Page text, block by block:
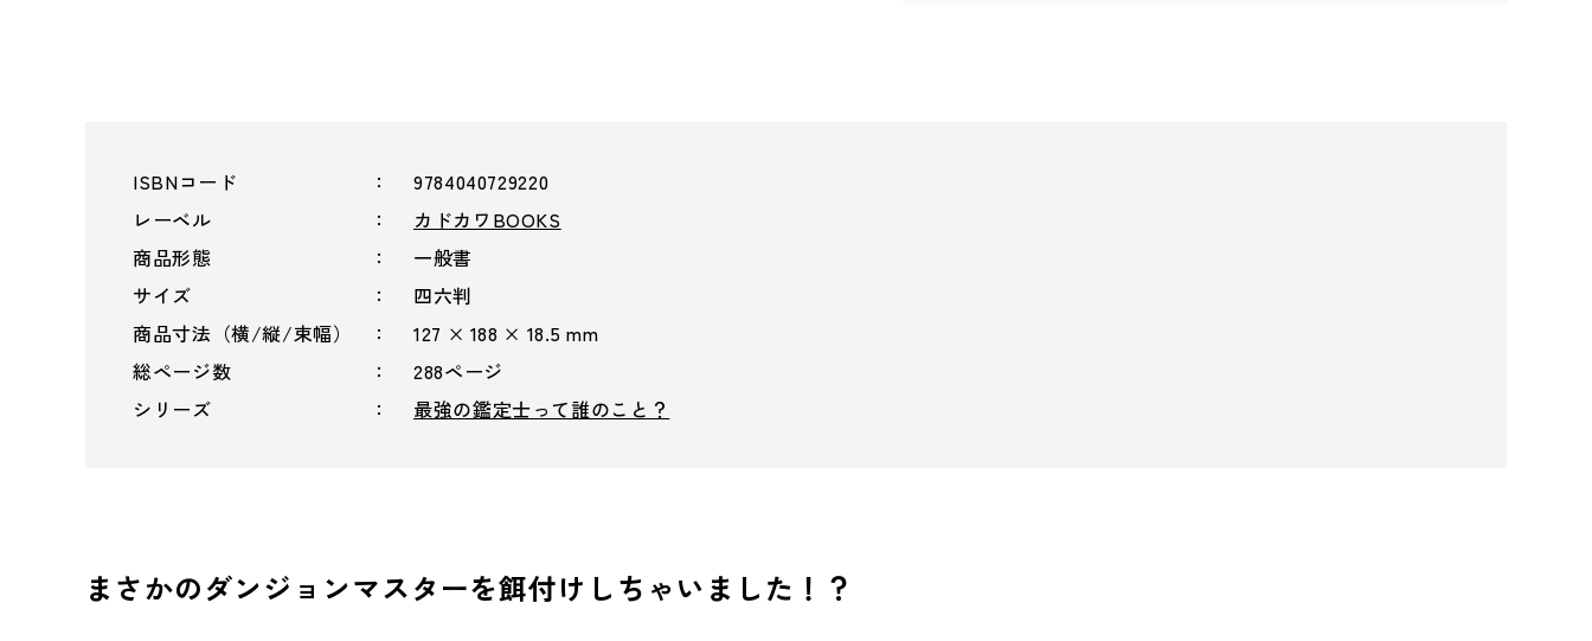
ISBNコード
9784040729220
レーベル
カドカワBOOKS
商品形態
一般書
サイズ
四六判
商品寸法（横/縦/束幅）
127 × 188 × 18.5 mm
総ページ数
288ページ
シリーズ
最強の鑑定士って誰のこと？
まさかのダンジョンマスターを餌付けしちゃいました！？